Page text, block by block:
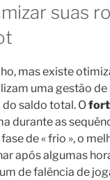
suas
mas existe
uma gestão
do saldo total. O
durante as
de « frio », o
após algumas
de falência de